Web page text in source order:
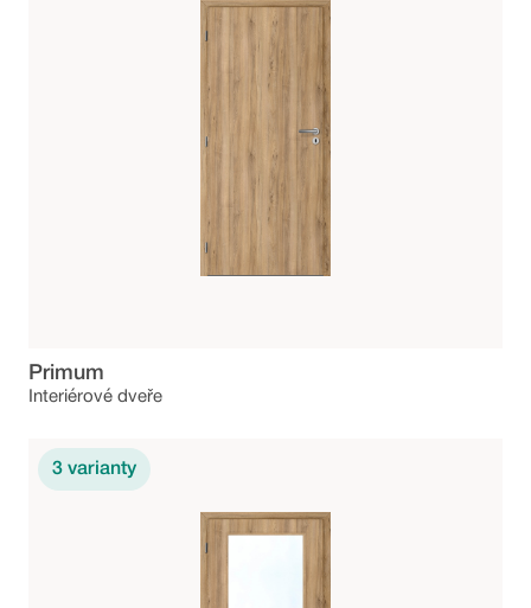
Primum
Interiérové dveře
3 varianty